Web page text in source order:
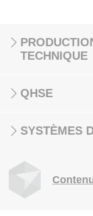
TECHNIQUE
QHSE
SYSTÈMES